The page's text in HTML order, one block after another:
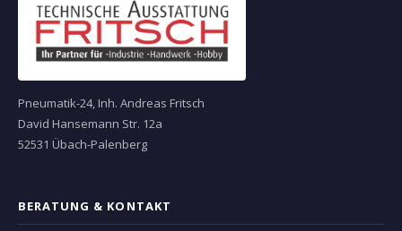
Pneumatik-24, Inh. Andreas Fritsch
David Hansemann Str. 12a
52531 Übach-Palenberg
BERATUNG & KONTAKT